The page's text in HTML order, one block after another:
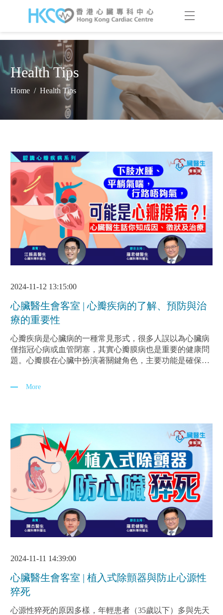
Health Tips
Home / Health Tips
2024-11-12 13:15:00
心臟醫生會客室 | 心瓣疾病的了解、預防與治
療的重要性
心瓣疾病是心臟病的一種常見形式，很多人誤以為心臟病
僅指冠心病或血管閉塞，其實心瓣膜病也是重要的健康問
題。心瓣膜在心臟中扮演著關鍵角色，主要功能是確保血
瓣、三尖瓣、肺動脈瓣和主動脈瓣。 心瓣的主要功能是控
法完全關閉）。這些問題可能導致病人出現多種症狀，如
氣喘、體能下降及水腫等。
More
2024-11-11 14:39:00
心臟醫生會客室 | 植入式除顫器與防止心源性
猝死
心源性猝死的原因多樣，年輕患者（35歲以下）多與先天